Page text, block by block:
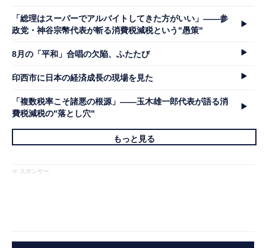
「総理はスーパーでアルバイトしてきた方がいい」――参
政党・神谷宗幣代表が斬る消費税減税という"愚策"
8月の「平和」合唱の欠陥、ふたたび
印西市に日本の経済成長の現場を見た
「複数税率こそ諸悪の根源」――玉木雄一郎代表が語る消
費税減税の"落とし穴"
もっと見る
※ スポンサー